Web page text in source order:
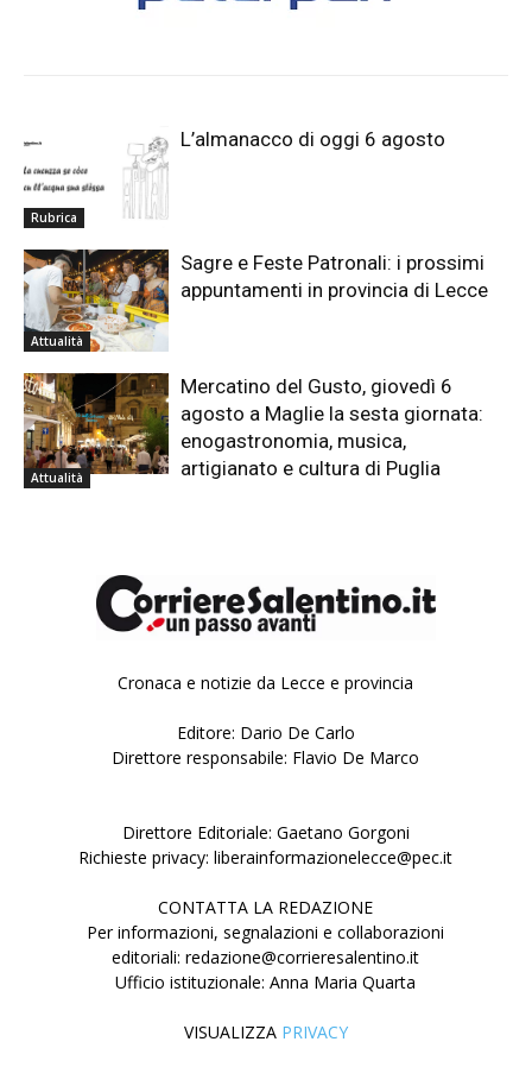
Rubrica
L’almanacco di oggi 6 agosto
Attualità
Sagre e Feste Patronali: i prossimi
appuntamenti in provincia di Lecce
Attualità
Mercatino del Gusto, giovedì 6
agosto a Maglie la sesta giornata:
enogastronomia, musica,
artigianato e cultura di Puglia
Cronaca e notizie da Lecce e provincia
Editore: Dario De Carlo
Direttore responsabile: Flavio De Marco
Direttore Editoriale: Gaetano Gorgoni
Richieste privacy: liberainformazionelecce@pec.it
CONTATTA LA REDAZIONE
Per informazioni, segnalazioni e collaborazioni
editoriali: redazione@corrieresalentino.it
Ufficio istituzionale: Anna Maria Quarta
VISUALIZZA PRIVACY